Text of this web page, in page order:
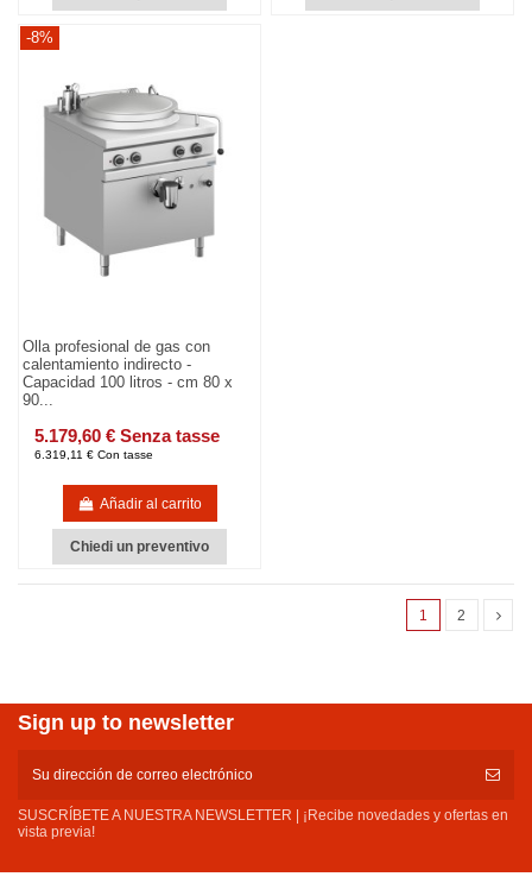
-8%
Olla profesional de gas con
calentamiento indirecto -
Capacidad 100 litros - cm 80 x
90...
5.179,60 € Senza tasse
6.319,11 € Con tasse
Añadir al carrito
Chiedi un preventivo
1 2
Sign up to newsletter
SUSCRÍBETE A NUESTRA NEWSLETTER | ¡Recibe novedades y ofertas en
vista previa!